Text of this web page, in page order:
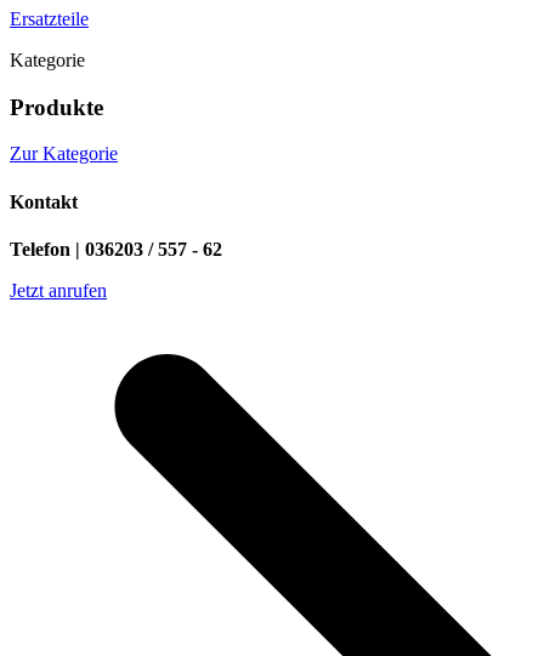
Ersatzteile
Kategorie
Produkte
Zur Kategorie
Kontakt
Telefon | 036203 / 557 - 62
Jetzt anrufen